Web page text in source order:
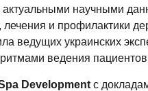
актуальными научными
и профилактики
ведущих украинских
ведения
Developmentс